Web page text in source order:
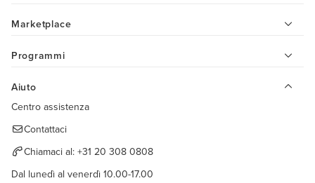
Marketplace
Programmi
Aiuto
Centro assistenza
Contattaci
Chiamaci al: +31 20 308 0808
Dal lunedì al venerdì 10.00-17.00